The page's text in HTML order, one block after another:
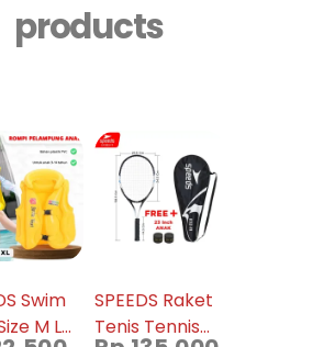
products
Swim
M L
SPEEDS Raket
Tenis Tennis